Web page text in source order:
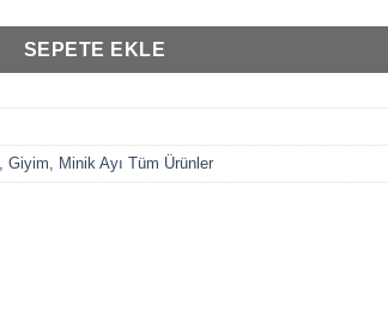
SEPETE EKLE
Giyim Minik Ayı Tüm Ürünler